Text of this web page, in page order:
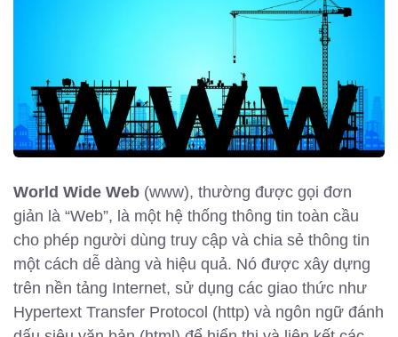
World Wide Web (www), thường được gọi đơn
giản là “Web”, là một hệ thống thông tin toàn cầu
cho phép người dùng truy cập và chia sẻ thông tin
một cách dễ dàng và hiệu quả. Nó được xây dựng
trên nền tảng Internet, sử dụng các giao thức như
Hypertext Transfer Protocol (http) và ngôn ngữ đánh